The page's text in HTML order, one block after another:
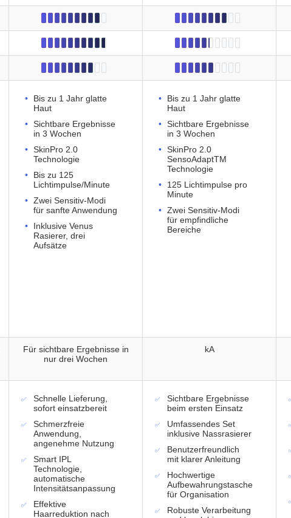
Bis zu 1 Jahr glatte
Haut
Sichtbare Ergebnisse
in 3 Wochen
SkinPro 2.0
Technologie
Bis zu 125
Lichtimpulse/Minute
Zwei Sensitiv-Modi
für sanfte Anwendung
Inklusive Venus
Rasierer, drei
Aufsätze
Bis zu 1 Jahr glatte
Haut
Sichtbare Ergebnisse
in 3 Wochen
SkinPro 2.0
SensoAdaptTM
Technologie
125 Lichtimpulse pro
Minute
Zwei Sensitiv-Modi
für empfindliche
Bereiche
Für sichtbare Ergebnisse in
nur drei Wochen
kA
Schnelle Lieferung,
sofort einsatzbereit
Schmerzfreie
Anwendung,
angenehme Nutzung
Smart IPL
Technologie,
automatische
Intensitätsanpassung
Effektive
Haarreduktion nach
Sichtbare Ergebnisse
beim ersten Einsatz
Umfassendes Set
inklusive Nassrasierer
Benutzerfreundlich
mit klarer Anleitung
Hochwertige
Aufbewahrungstasche
für Organisation
Robuste Verarbeitung